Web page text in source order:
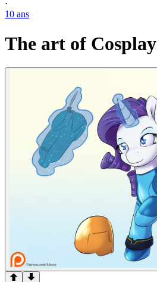
·
10 ans
The art of Cosplay